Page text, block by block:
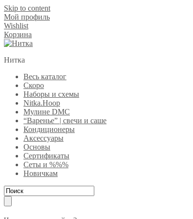
Skip to content
Мой профиль
Wishlist
Корзина
Нитка
Весь каталог
Скоро
Наборы и схемы
Nitka.Hoop
Мулине DMC
“Варенье” | свечи и саше
Кондиционеры
Аксессуары
Основы
Сертификаты
Сеты и %%%
Новичкам